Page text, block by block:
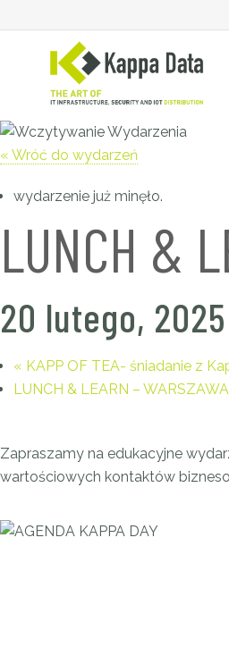
« Wróć do wydarzeń
wydarzenie już minęło.
LUNCH &
20 lutego,
« KAPP OF TEA- śniadanie z
LUNCH & LEARN – WARSZAWA
Zapraszamy na edukacyjne
wartościowych kontaktów